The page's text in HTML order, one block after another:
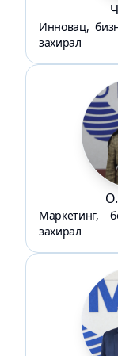
Инновац,
захирал
Маркетинг,
захирал